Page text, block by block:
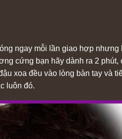
ngay mỗi lần giao hợp
cứng bạn hãy dành ra 2
xoa đều vào lòng bàn tay và
luôn đó.